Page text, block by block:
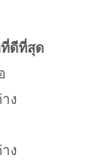
ดีที่สุด
ง
ง